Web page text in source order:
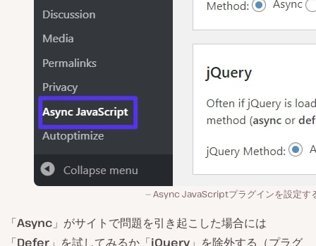
Async JavaScriptプラグインを設定す
「Async 」がサイトで問題を引き起こした場合には
「Defer 」を試してみるか「jQuery 」を除外する（プラグ